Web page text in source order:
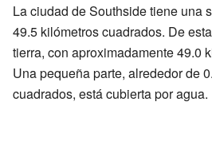
La ciudad de Southside tiene una
49.5 kilómetros cuadrados. De
tierra, con aproximadamente 49.0
Una pequeña parte, alrededor de
cuadrados, está cubierta por agua.